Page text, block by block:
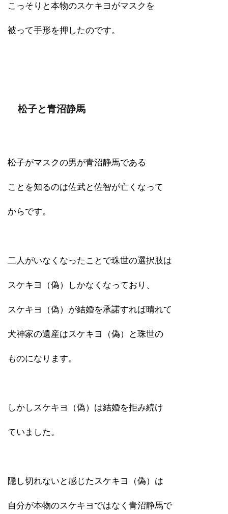
こっそりと本物のスケキヨがマスクを
被って手形を押したのです。
松子と青沼静馬
松子がマスクの男が青沼静馬である
ことを知るのは佐武と佐智が亡くなって
からです。
二人がいなくなったことで珠世の選択肢は
スケキヨ（偽）しかなくなっており、
スケキヨ（偽）が結婚を承諾すれば晴れて
犬神家の遺産はスケキヨ（偽）と珠世の
ものになります。
しかしスケキヨ（偽）は結婚を拒み続け
ていました。
隠し切れないと感じたスケキヨ（偽）は
自分が本物のスケキヨではなく青沼静馬で